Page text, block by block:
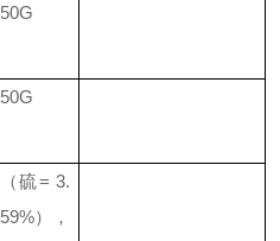
50G
50G
（硫= 3.
59%），